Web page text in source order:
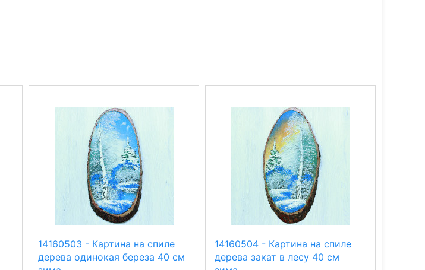
14160503 - Картина на спиле
дерева одинокая береза 40 см
14160504 - Картина на спиле
дерева закат в лесу 40 см